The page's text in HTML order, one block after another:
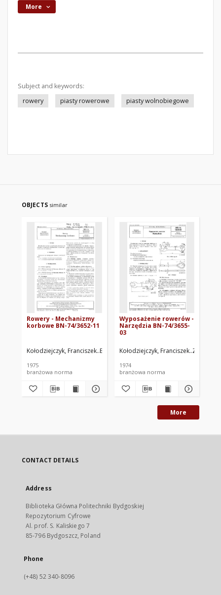
More
Subject and keywords:
rowery
piasty rowerowe piasty wolnobiegowe
OBJECTS similar
Rowery - Mechanizmy
korbowe BN-74/3652-11
Kołodziejczyk, Franciszek Bachnicki, Roman Zakłady Rowerowe
1975
branżowa norma
Wyposażenie rowerów -
Narzędzia BN-74/3655-
03
Kołodziejczyk, Franciszek Zakłady
1974
branżowa norma
More
CONTACT DETAILS
Address
Biblioteka Główna Politechniki Bydgoskiej
Repozytorium Cyfrowe
Al. prof. S. Kaliskiego 7
85-796 Bydgoszcz, Poland
Phone
(+48) 52 340-8096